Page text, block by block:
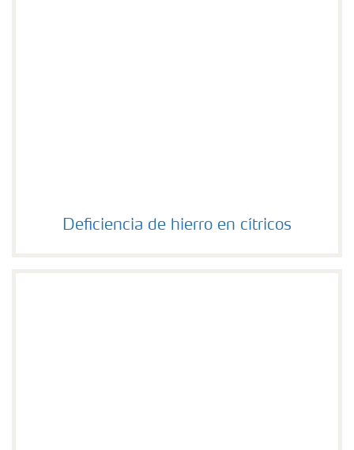
Deficiencia de hierro en cítricos
Deficiencia de hierro en cítricos